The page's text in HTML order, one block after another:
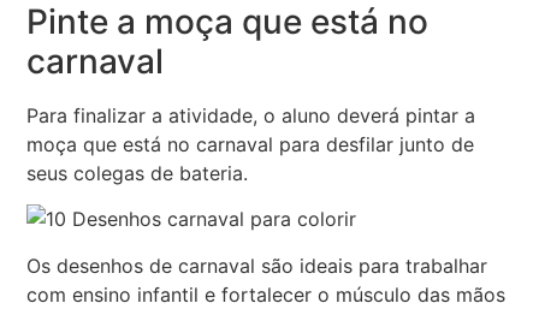
Pinte a moça que está no
carnaval
Para finalizar a atividade, o aluno deverá pintar a
moça que está no carnaval para desfilar junto de
seus colegas de bateria.
Os desenhos de carnaval são ideais para trabalhar
com ensino infantil e fortalecer o músculo das mãos